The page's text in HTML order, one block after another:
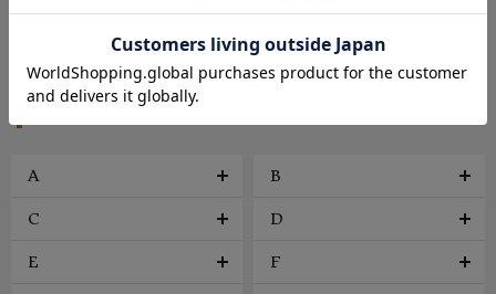
帽子 アクセサリー
ファッション雑貨 ヴィンテージ
A B
C D
E F